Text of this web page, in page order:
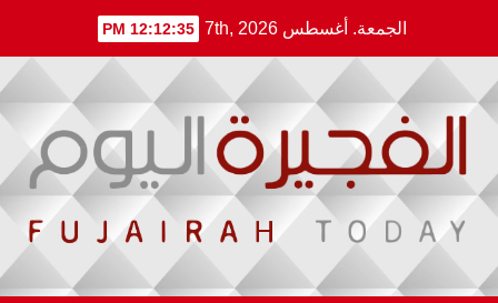
content
الجمعة. أغسطس 7th, 2026 12:12:36 PM